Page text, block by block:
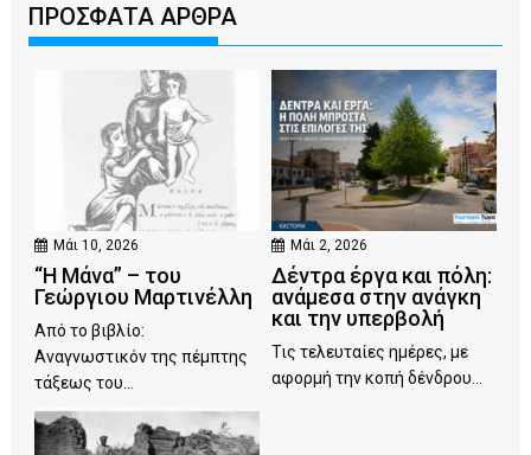
ΠΡΟΣΦΑΤΑ ΑΡΘΡΑ
Μάι 10, 2026
“Η Μάνα” – του
Γεώργιου Μαρτινέλλη
Από το βιβλίο:
Αναγνωστικόν της πέμπτης
τάξεως του...
Μάι 2, 2026
Δέντρα έργα και πόλη:
ανάμεσα στην ανάγκη
και την υπερβολή
Τις τελευταίες ημέρες, με
αφορμή την κοπή δένδρου...